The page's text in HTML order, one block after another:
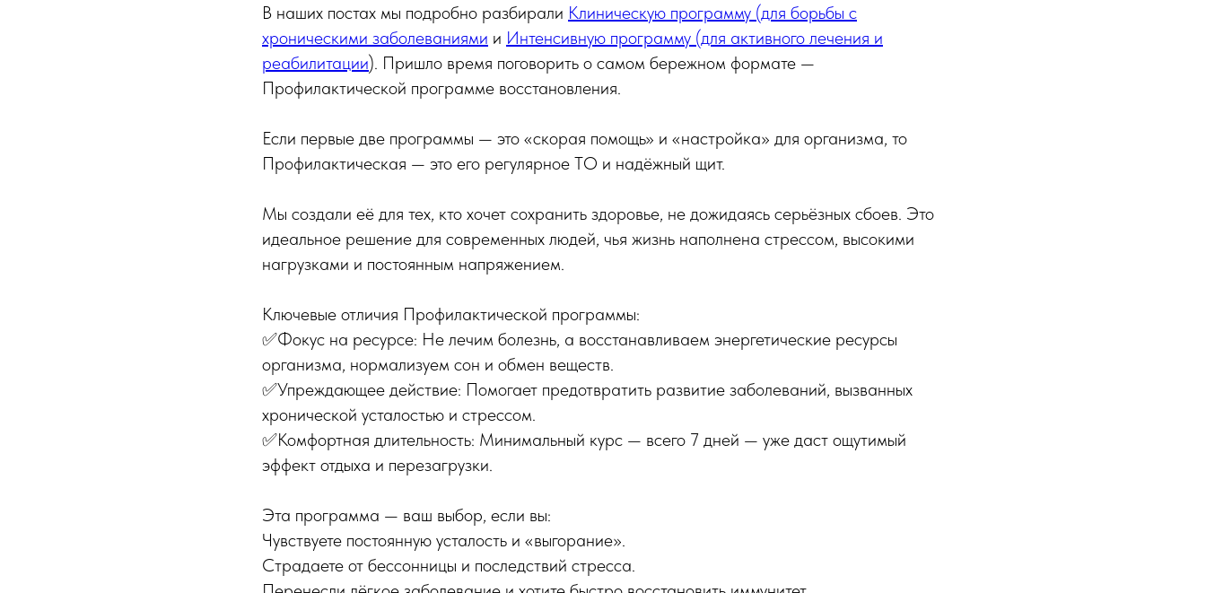
В наших постах мы подробно разбирали Клиническую программу (для борьбы с
хроническими заболеваниями и Интенсивную программу (для активного лечения и
реабилитации). Пришло время поговорить о самом бережном формате —
Профилактической программе восстановления.
Если первые две программы — это «скорая помощь» и «настройка» для организма, то
Профилактическая — это его регулярное ТО и надёжный щит.
Мы создали её для тех, кто хочет сохранить здоровье, не дожидаясь серьёзных сбоев. Это
идеальное решение для современных людей, чья жизнь наполнена стрессом, высокими
нагрузками и постоянным напряжением.
Ключевые отличия Профилактической программы:
✅Фокус на ресурсе: Не лечим болезнь, а восстанавливаем энергетические ресурсы
организма, нормализуем сон и обмен веществ.
✅Упреждающее действие: Помогает предотвратить развитие заболеваний, вызванных
хронической усталостью и стрессом.
✅Комфортная длительность: Минимальный курс — всего 7 дней — уже даст ощутимый
эффект отдыха и перезагрузки.
Эта программа — ваш выбор, если вы:
Чувствуете постоянную усталость и «выгорание».
Страдаете от бессонницы и последствий стресса.